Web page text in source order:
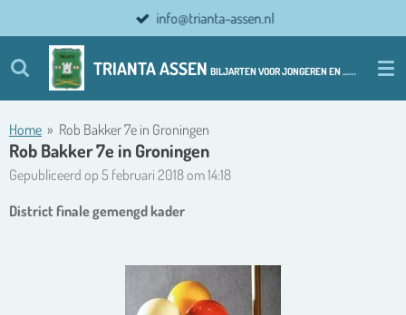
direct
naar
hoofdinhoud
TRIANTA ASSEN BILJARTEN VOOR JONGEREN EN ................ OUDERE JONGEREN
info@trianta-assen.nl
Home » Rob Bakker 7e in Groningen
Rob Bakker 7e in Groningen
Gepubliceerd op 5 februari 2018 om 14:18
District finale gemengd kader